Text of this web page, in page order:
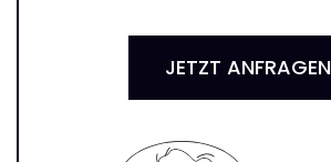
JETZT ANFRAGEN